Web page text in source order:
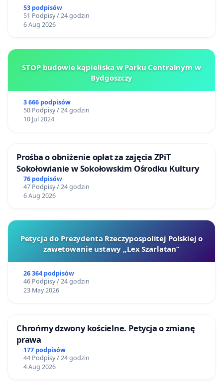
53 podpisów
51 Podpisy / 24 godzin
6 Aug 2026
STOP budowie kąpieliska w Parku Centralnym w
Bydgoszczy
3 666 podpisów
50 Podpisy / 24 godzin
10 Jul 2024
Prośba o obniżenie opłat za zajęcia ZPiT
Sokołowianie w Sokołowskim Ośrodku Kultury
76 podpisów
47 Podpisy / 24 godzin
6 Aug 2026
Petycja do Prezydenta Rzeczypospolitej Polskiej o
zawetowanie ustawy „Lex Szarlatan”
26 364 podpisów
46 Podpisy / 24 godzin
23 May 2026
Chrońmy dzwony kościelne. Petycja o zmianę
prawa
177 podpisów
44 Podpisy / 24 godzin
4 Aug 2026